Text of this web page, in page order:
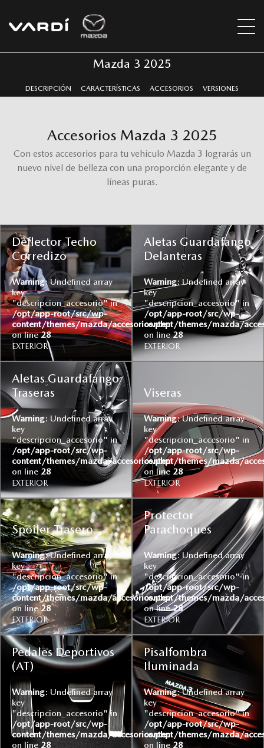
Mazda 3 2025
DESCRIPCIÓN CARACTERÍSTICAS ACCESORIOS VERSIONES
Accesorios Mazda 3 2025
Con estos accesorios para tu vehículo Mazda 3 lograrás un
nuevo nivel de belleza con una proporción elegante y de
líneas puras.
Deflector Techo
Corredizo
Warning: Undefined array
key
"descripcion_accesorio" in
/opt/app-root/src/wp-
content/themes/mazda/accesorios.php
on line28
EXTERIOR
Aletas Guardafango
Delanteras
Warning: Undefined array
key
"descripcion_accesorio" in
/opt/app-root/src/wp-
content/themes/mazda/
on line28
EXTERIOR
Aletas Guardafango
Traseras
Warning: Undefined array
key
"descripcion_accesorio" in
/opt/app-root/src/wp-
content/themes/mazda/accesorios.php
on line 28
EXTERIOR
Viseras
Warning: Undefined array
key
"descripcion_accesorio" in
/opt/app-root/src/wp-
content/themes/mazda/
on line 28
EXTERIOR
Spoiler Trasero
Warning: Undefined array
key
"descripcion_accesorio" in
/opt/app-root/src/wp-
content/themes/mazda/accesorios.php
on line28
EXTERIOR
Protector
Parachoques
Warning: Undefined array
key
"descripcion_accesorio" in
/opt/app-root/src/wp-
content/themes/mazda/
on line28
EXTERIOR
Pedales Deportivos
(AT)
Warning: Undefined array
key
"descripcion_accesorio" in
/opt/app-root/src/wp-
content/themes/mazda/accesorios.php
on line28
Pisalfombra
Iluminada
Warning: Undefined array
key
"descripcion_accesorio" in
/opt/app-root/src/wp-
content/themes/mazda/
on line28